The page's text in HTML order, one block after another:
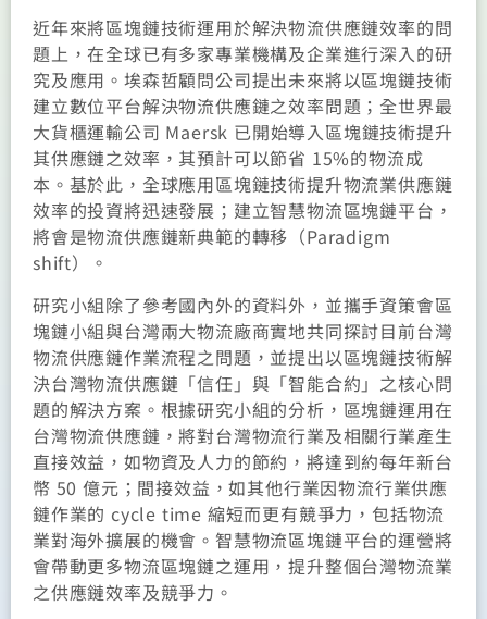
近年來將區塊鏈技術運用於解決物流供應鏈效率的問
題上，在全球已有多家專業機構及企業進行深入的研
究及應用。埃森哲顧問公司提出未來將以區塊鏈技術
建立數位平台解決物流供應鏈之效率問題；全世界最
大貨櫃運輸公司 Maersk 已開始導入區塊鏈技術提升
其供應鏈之效率，其預計可以節省 15%的物流成
本。基於此，全球應用區塊鏈技術提升物流業供應鏈
效率的投資將迅速發展；建立智慧物流區塊鏈平台，
將會是物流供應鏈新典範的轉移（Paradigm
shift）。
研究小組除了參考國內外的資料外，並攜手資策會區
塊鏈小組與台灣兩大物流廠商實地共同探討目前台灣
物流供應鏈作業流程之問題，並提出以區塊鏈技術解
決台灣物流供應鏈「信任」與「智能合約」之核心問
題的解決方案。根據研究小組的分析，區塊鏈運用在
台灣物流供應鏈，將對台灣物流行業及相關行業產生
直接效益，如物資及人力的節約，將達到約每年新台
幣 50 億元；間接效益，如其他行業因物流行業供應
鏈作業的 cycle time 縮短而更有競爭力，包括物流
業對海外擴展的機會。智慧物流區塊鏈平台的運營將
會帶動更多物流區塊鏈之運用，提升整個台灣物流業
之供應鏈效率及競爭力。